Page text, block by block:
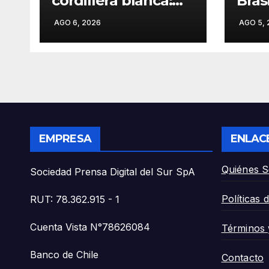
de 21 años muere
tras caer al vacío en
AGO 6, 2026 AGO 5,
EMPRESA
Sociedad Prensa Digital del Sur SpA
RUT: 78.362.915 - 1
Cuenta Vista N°78626084
Banco de Chile
Quiénes
Políticas
Términos
Contacto